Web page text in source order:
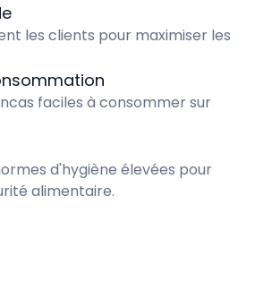
les clients pour maximiser les
faciles à consommer sur
d'hygiène élevées pour
alimentaire.